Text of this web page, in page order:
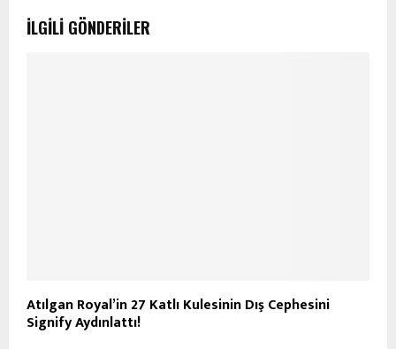
İLGILI GÖNDERILER
Atılgan Royal’in 27 Katlı Kulesinin Dış Cephesini
Signify Aydınlattı!